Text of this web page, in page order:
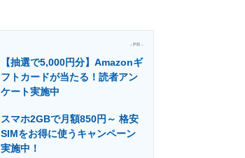
マーケ×ITの今がよく分かる
- PR -
【抽選で5,000円分】Amazonギ
フトカードが当たる！読者アン
ケート実施中
スマホ2GBで月額850円～ 格安
SIMをお得に使うキャンペーン
実施中！